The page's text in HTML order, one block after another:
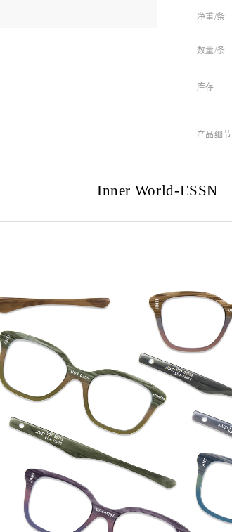
净重/条
数量/条
库存
产品细节
Inner World-ESSN